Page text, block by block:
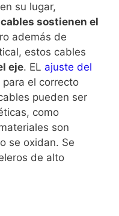
su lugar,
sostienen el
además de
estos cables
eje. EL ajuste del
el correcto
pueden ser
como
son
se oxidan. Se
de alto